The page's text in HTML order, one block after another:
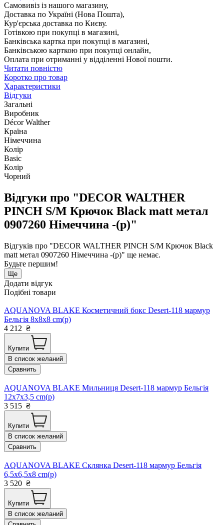
Самовивіз із нашого магазину,
Доставка по Україні (Нова Пошта),
Кур'єрська доставка по Києву.
Готівкою при покупці в магазині,
Банківська картка при покупці в магазині,
Банківською карткою при покупці онлайн,
Оплата при отриманні у відділенні Нової пошти.
Читати повністю
Коротко про товар
Характеристики
Відгуки
Загальні
Виробник
Décor Walther
Країна
Німеччина
Колір
Basic
Колір
Чорний
Відгуки про "DECOR WALTHER
PINCH S/M Крючок Black matt метал
0907260 Німеччина -(р)"
Відгуків про "DECOR WALTHER PINCH S/M Крючок Black
matt метал 0907260 Німеччина -(р)" ще немає.
Будьте першим!
Ще
Додати відгук
Подібні товари
AQUANOVA BLAKE Косметичний бокс Desert-118 мармур
Бельгія 8x8x8 cm(р)
4 212 ₴
Купити
В список желаний
Сравнить
AQUANOVA BLAKE Мильниця Desert-118 мармур Бельгія
12x7x3,5 cm(р)
3 515 ₴
Купити
В список желаний
Сравнить
AQUANOVA BLAKE Склянка Desert-118 мармур Бельгія
6,5x6,5x8 cm(р)
3 520 ₴
Купити
В список желаний